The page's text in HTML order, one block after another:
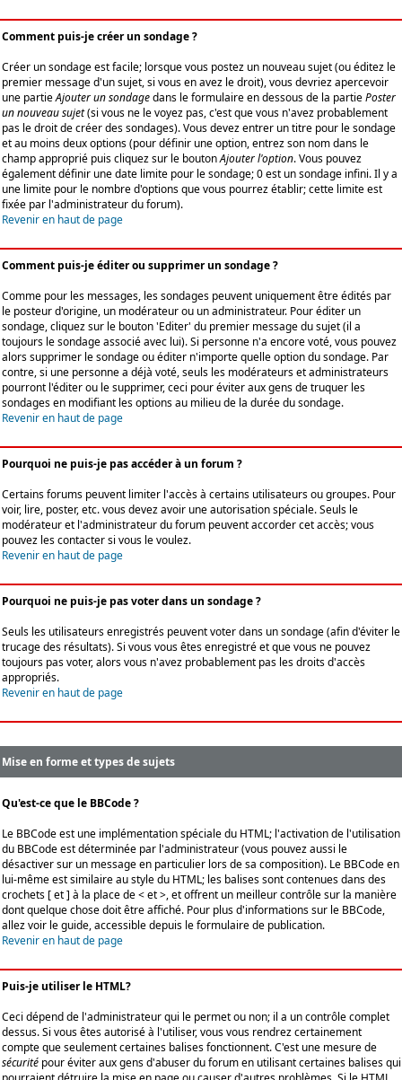
Comment puis-je créer un sondage ?
Créer un sondage est facile; lorsque vous postez un nouveau sujet (ou éditez le
premier message d'un sujet, si vous en avez le droit), vous devriez apercevoir
une partieAjouter un sondagedans le formulaire en dessous de la partiePoster
un nouveau sujet(si vous ne le voyez pas, c'est que vous n'avez probablement
pas le droit de créer des sondages). Vous devez entrer un titre pour le sondage
et au moins deux options (pour définir une option, entrez son nom dans le
champ approprié puis cliquez sur le boutonAjouter l'option. Vous pouvez
également définir une date limite pour le sondage; 0 est un sondage infini. Il y a
une limite pour le nombre d'options que vous pourrez établir; cette limite est
fixée par l'administrateur du forum).
Revenir en haut de page
Comment puis-je éditer ou supprimer un sondage ?
Comme pour les messages, les sondages peuvent uniquement être édités par
le posteur d'origine, un modérateur ou un administrateur. Pour éditer un
sondage, cliquez sur le bouton 'Editer' du premier message du sujet (il a
toujours le sondage associé avec lui). Si personne n'a encore voté, vous pouvez
alors supprimer le sondage ou éditer n'importe quelle option du sondage. Par
contre, si une personne a déjà voté, seuls les modérateurs et administrateurs
pourront l'éditer ou le supprimer, ceci pour éviter aux gens de truquer les
sondages en modifiant les options au milieu de la durée du sondage.
Revenir en haut de page
Pourquoi ne puis-je pas accéder à un forum ?
Certains forums peuvent limiter l'accès à certains utilisateurs ou groupes. Pour
voir, lire, poster, etc. vous devez avoir une autorisation spéciale. Seuls le
modérateur et l'administrateur du forum peuvent accorder cet accès; vous
pouvez les contacter si vous le voulez.
Revenir en haut de page
Pourquoi ne puis-je pas voter dans un sondage ?
Seuls les utilisateurs enregistrés peuvent voter dans un sondage (afin d'éviter le
trucage des résultats). Si vous vous êtes enregistré et que vous ne pouvez
toujours pas voter, alors vous n'avez probablement pas les droits d'accès
appropriés.
Revenir en haut de page
Mise en forme et types de sujets
Qu'est-ce que le BBCode ?
Le BBCode est une implémentation spéciale du HTML; l'activation de l'utilisation
du BBCode est déterminée par l'administrateur (vous pouvez aussi le
désactiver sur un message en particulier lors de sa composition). Le BBCode en
lui-même est similaire au style du HTML; les balises sont contenues dans des
crochets [ et ] à la place de < et >, et offrent un meilleur contrôle sur la manière
dont quelque chose doit être affiché. Pour plus d'informations sur le BBCode,
allez voir le guide, accessible depuis le formulaire de publication.
Revenir en haut de page
Puis-je utiliser le HTML?
Ceci dépend de l'administrateur qui le permet ou non; il a un contrôle complet
dessus. Si vous êtes autorisé à l'utiliser, vous vous rendrez certainement
compte que seulement certaines balises fonctionnent. C'est une mesure de
sécurité pour éviter aux gens d'abuser du forum en utilisant certaines balises qui